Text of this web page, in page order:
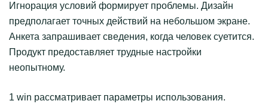
Игнорация условий формирует проблемы. Дизайн
предполагает точных действий на небольшом экране.
Анкета запрашивает сведения, когда человек суетится.
Продукт предоставляет трудные настройки
неопытному.
1 win рассматривает параметры использования.